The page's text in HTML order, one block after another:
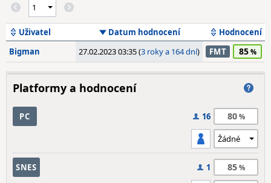
Uživatel Datum hodnocení
Hodnocení
Bigman
27.02.2023 03:35 (3 roky a 164 dní) FMT 85
Platformy a hodnocení
PC 16 80
SNES 1 85